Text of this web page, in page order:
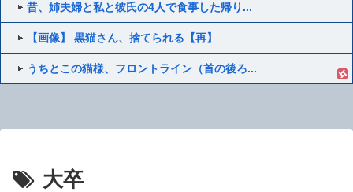
昔、姉夫婦と私と彼氏の4人で食事した帰り...
【画像】 黒猫さん、捨てられる【再】
うちとこの猫様、フロントライン（首の後ろ...
大卒